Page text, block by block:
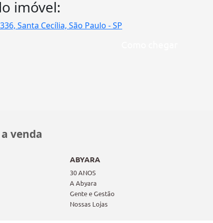
imóvel:
Santa Cecília, São Paulo - SP
venda
ABYARA
30 ANOS
A Abyara
Gente e Gestão
Nossas Lojas